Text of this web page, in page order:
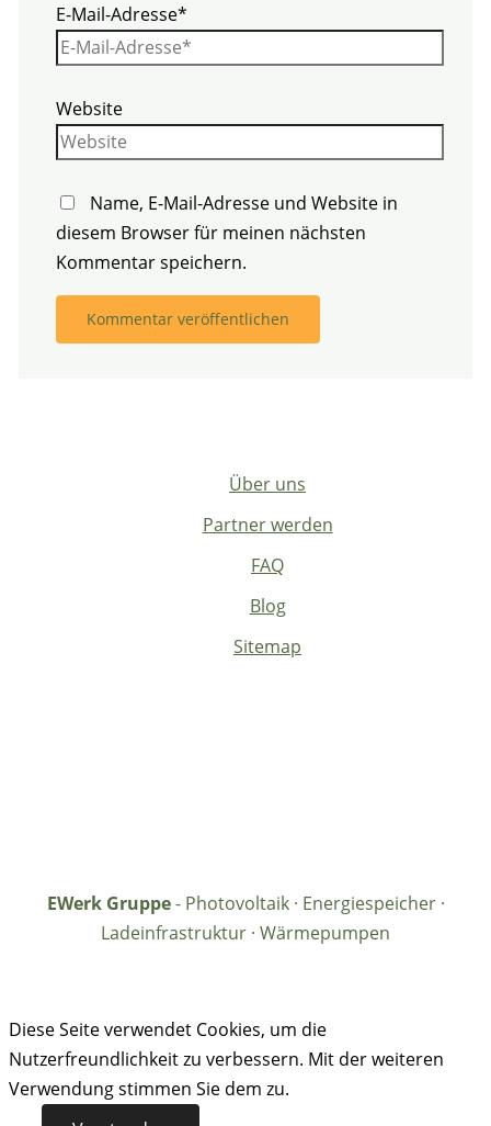
E-Mail-Adresse*
Website
Name, E-Mail-Adresse und Website in
diesem Browser für meinen nächsten
Kommentar speichern.
Über uns
Partner werden
FAQ
Blog
Sitemap
EWerk Gruppe- Photovoltaik · Energiespeicher ·
Ladeinfrastruktur · Wärmepumpen
Diese Seite verwendet Cookies, um die
Nutzerfreundlichkeit zu verbessern. Mit der weiteren
Verwendung stimmen Sie dem zu.